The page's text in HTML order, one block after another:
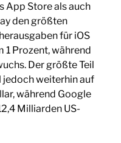
App Store als auch
den größten
für iOS
1 Prozent, während
Der größte Teil
jedoch weiterhin auf
während Google
Milliarden US-